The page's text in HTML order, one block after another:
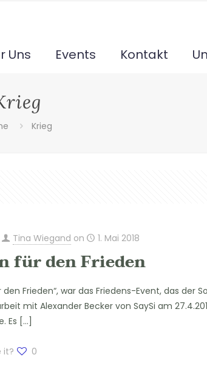
Uns Events Kontakt
Krieg
Tina Wiegand on 1. Mai 2018
für den Frieden
den Frieden“, war das Friedens-Event, das der
mit Alexander Becker von SaySi am
Es […]
it? 0